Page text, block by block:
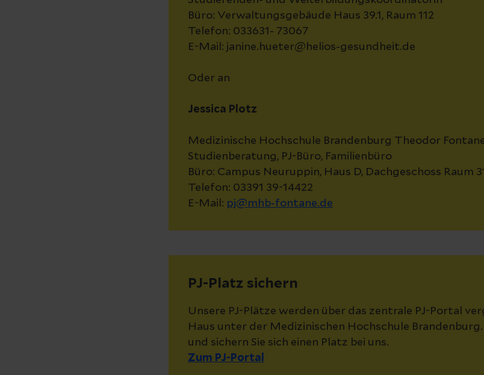
Büro: Verwaltungsgebäude Haus 39.1, Raum 112
Telefon: 033631- 73067
E-Mail: janine.hueter@helios-gesundheit.de
Oder an
Jessica Plotz
Medizinische Hochschule Brandenburg Theodor
Studienberatung, PJ-Büro, Familienbüro
Büro: Campus Neuruppin, Haus D, Dachgeschoss Raum
Telefon: 03391 39-14422
E-Mail: pj@mhb-fontane.de
PJ-Platz sichern
Unsere PJ-Plätze werden über das zentrale PJ-Portal
Haus unter der Medizinischen Hochschule
und sichern Sie sich einen Platz bei uns.
Zum PJ-Portal